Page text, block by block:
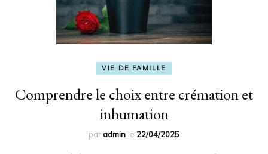
VIE DE FAMILLE
Comprendre le choix entre crémation et
inhumation
paradmin le 22/04/2025